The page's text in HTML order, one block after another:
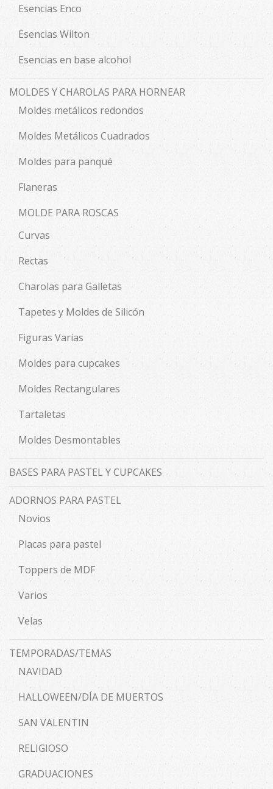
Esencias Enco
Esencias Wilton
Esencias en base alcohol
MOLDES Y CHAROLAS PARA HORNEAR
Moldes metálicos redondos
Moldes Metálicos Cuadrados
Moldes para panqué
Flaneras
MOLDE PARA ROSCAS
Curvas
Rectas
Charolas para Galletas
Tapetes y Moldes de Silicón
Figuras Varias
Moldes para cupcakes
Moldes Rectangulares
Tartaletas
Moldes Desmontables
BASES PARA PASTEL Y CUPCAKES
ADORNOS PARA PASTEL
Novios
Placas para pastel
Toppers de MDF
Varios
Velas
TEMPORADAS/TEMAS
NAVIDAD
HALLOWEEN/DÍA DE MUERTOS
SAN VALENTIN
RELIGIOSO
GRADUACIONES